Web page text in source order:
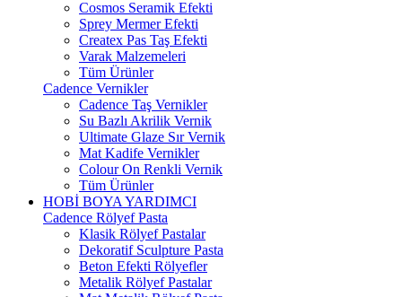
Cosmos Seramik Efekti
Sprey Mermer Efekti
Createx Pas Taş Efekti
Varak Malzemeleri
Tüm Ürünler
Cadence Vernikler
Cadence Taş Vernikler
Su Bazlı Akrilik Vernik
Ultimate Glaze Sır Vernik
Mat Kadife Vernikler
Colour On Renkli Vernik
Tüm Ürünler
HOBİ BOYA YARDIMCI
Cadence Rölyef Pasta
Klasik Rölyef Pastalar
Dekoratif Sculpture Pasta
Beton Efekti Rölyefler
Metalik Rölyef Pastalar